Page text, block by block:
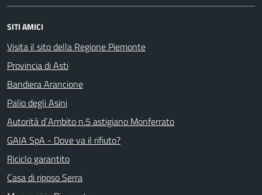
SITI AMICI
Visita il sito della Regione Piemonte
Provincia di Asti
Bandiera Arancione
Palio degli Asini
Autorità d`Ambito n.5 astigiano Monferrato
GAIA SpA - Dove va il rifiuto?
Riciclo garantito
Casa di riposo Serra